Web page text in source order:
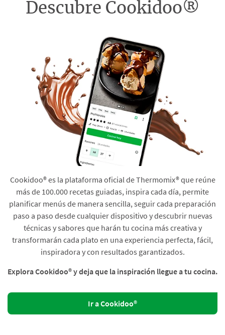
Descubre Cookidoo®
Cookidoo® es la plataforma oficial de Thermomix® que reúne
más de 100.000 recetas guiadas, inspira cada día, permite
planificar menús de manera sencilla, seguir cada preparación
paso a paso desde cualquier dispositivo y descubrir nuevas
técnicas y sabores que harán tu cocina más creativa y
transformarán cada plato en una experiencia perfecta, fácil,
inspiradora y con resultados garantizados.
Explora Cookidoo® y deja que la inspiración llegue a tu cocina.
Ir a Cookidoo®